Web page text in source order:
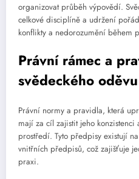
organizovat průběh výpovědí.
celkové disciplíně a udržení
konflikty a nedorozumění během
Právní rámec a
svědeckého oděvu
Právní normy a pravidla, která
mají za cíl zajistit jeho konzistenci
prostředí. Tyto předpisy existují
vnitřních předpisů, což zajišťuje
praxi.